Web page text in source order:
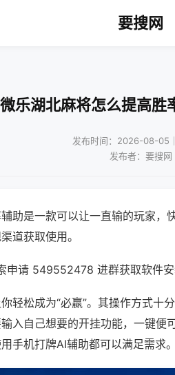
要搜网
乐湖北麻将怎么提高胜
发布时间：2026-08-05
发布者：要搜网
助是一款可以让一直输的玩家，
道获取使用。
申请 549552478 进群获取软件
轻松成为“必赢”。其操作方式十
入自己想要的开挂功能，一键便
手机打牌AI辅助都可以满足需求。